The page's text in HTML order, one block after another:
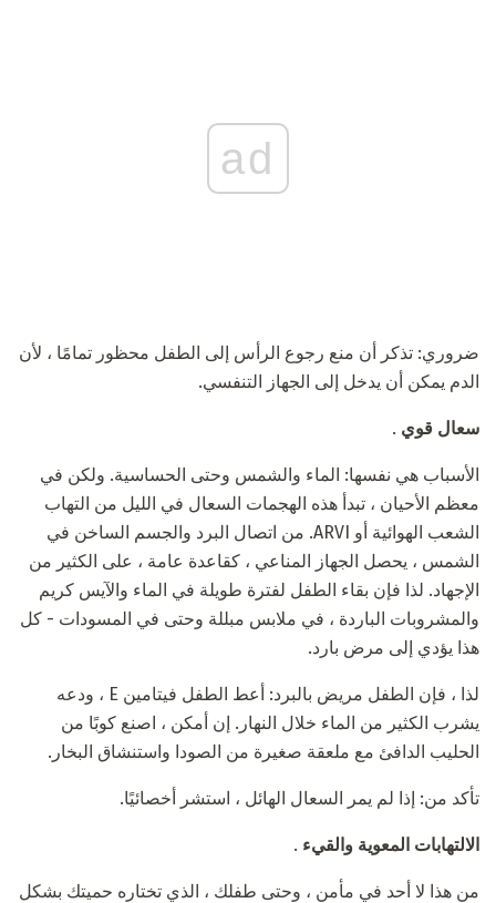
ad
ضروري: تذكر أن منع رجوع الرأس إلى الطفل محظور تمامًا ، لأن
الدم يمكن أن يدخل إلى الجهاز التنفسي.
سعال قوي .
الأسباب هي نفسها: الماء والشمس وحتى الحساسية. ولكن في
معظم الأحيان ، تبدأ هذه الهجمات السعال في الليل من التهاب
الشعب الهوائية أو ARVI. من اتصال البرد والجسم الساخن في
الشمس ، يحصل الجهاز المناعي ، كقاعدة عامة ، على الكثير من
الإجهاد. لذا فإن بقاء الطفل لفترة طويلة في الماء والآيس كريم
والمشروبات الباردة ، في ملابس مبللة وحتى في المسودات - كل
هذا يؤدي إلى مرض بارد.
لذا ، فإن الطفل مريض بالبرد: أعط الطفل فيتامين E ، ودعه
يشرب الكثير من الماء خلال النهار. إن أمكن ، اصنع كوبًا من
الحليب الدافئ مع ملعقة صغيرة من الصودا واستنشاق البخار.
تأكد من: إذا لم يمر السعال الهائل ، استشر أخصائيًا.
الالتهابات المعوية والقيء .
من هذا لا أحد في مأمن ، وحتى طفلك ، الذي تختاره حميتك بشكل